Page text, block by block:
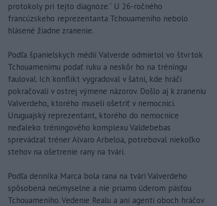
protokoly pri tejto diagnóze.“ U 26-ročného
francúzskeho reprezentanta Tchouameniho nebolo
hlásené žiadne zranenie.
Podľa španielskych médií Valverde odmietol vo štvrtok
Tchouamenimu podať ruku a neskôr ho na tréningu
fauloval. Ich konflikt vygradoval v šatni, kde hráči
pokračovali v ostrej výmene názorov. Došlo aj k zraneniu
Valverdeho, ktorého museli ošetriť v nemocnici.
Uruguajský reprezentant, ktorého do nemocnice
neďaleko tréningového komplexu Valdebebas
sprevádzal tréner Alvaro Arbeloa, potreboval niekoľko
stehov na ošetrenie rany na tvári.
Podľa denníka Marca bola rana na tvári Valverdeho
spôsobená neúmyselne a nie priamo úderom päsťou
Tchouameniho. Vedenie Realu a ani agenti oboch hráčov